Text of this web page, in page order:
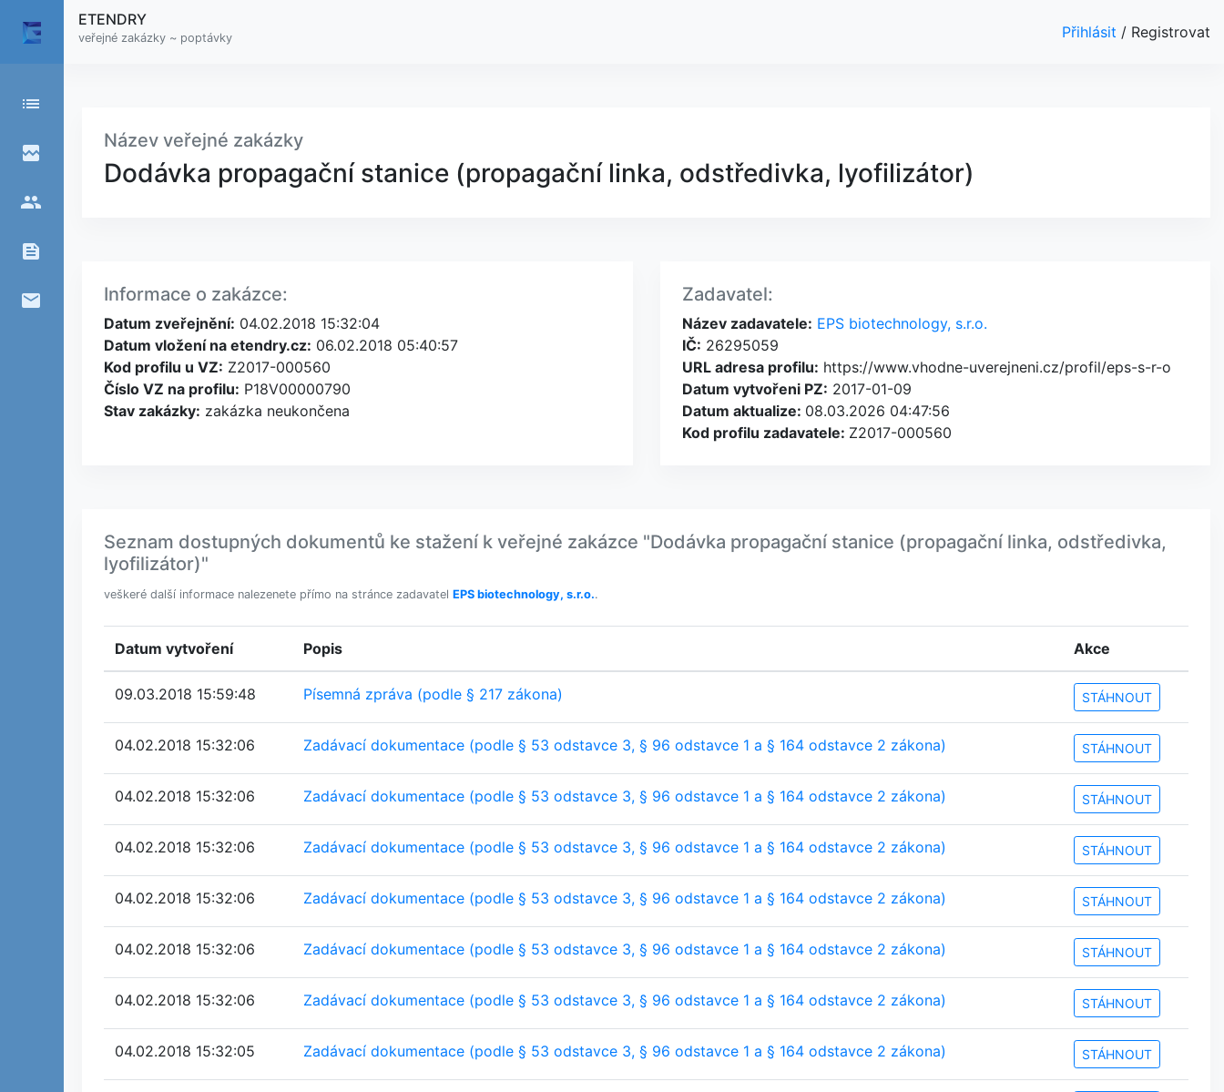
list
broken_image
people
feed
email
ETENDRY
veřejné zakázky ~ poptávky Přihlásit / Registrovat
Název veřejné zakázky
Dodávka propagační stanice (propagační linka, odstředivka, lyofilizátor)
Informace o zakázce:
Datum zveřejnění: 04.02.2018 15:32:04
Datum vložení na etendry.cz: 06.02.2018 05:40:57
Kod profilu u VZ: Z2017-000560
Číslo VZ na profilu: P18V00000790
Stav zakázky: zakázka neukončena
Zadavatel:
Název zadavatele: EPS biotechnology, s.r.o.
IČ: 26295059
URL adresa profilu: https://www.vhodne-uverejneni.cz/profil/eps-s-r-o
Datum vytvořeni PZ: 2017-01-09
Datum aktualize: 08.03.2026 04:47:56
Kod profilu zadavatele: Z2017-000560
Seznam dostupných dokumentů ke stažení k veřejné zakázce "Dodávka propagační stanice (propagační linka, odstředivka,
lyofilizátor)"
veškeré další informace nalezenete přímo na stránce zadavatel EPS biotechnology, s.r.o..
Datum vytvoření Popis Akce
09.03.2018 15:59:48 Písemná zpráva (podle § 217 zákona) STÁHNOUT
04.02.2018 15:32:06 Zadávací dokumentace (podle § 53 odstavce 3, § 96 odstavce 1 a § 164 odstavce 2 zákona) STÁHNOUT
04.02.2018 15:32:06 Zadávací dokumentace (podle § 53 odstavce 3, § 96 odstavce 1 a § 164 odstavce 2 zákona) STÁHNOUT
04.02.2018 15:32:06 Zadávací dokumentace (podle § 53 odstavce 3, § 96 odstavce 1 a § 164 odstavce 2 zákona) STÁHNOUT
04.02.2018 15:32:06 Zadávací dokumentace (podle § 53 odstavce 3, § 96 odstavce 1 a § 164 odstavce 2 zákona) STÁHNOUT
04.02.2018 15:32:06 Zadávací dokumentace (podle § 53 odstavce 3, § 96 odstavce 1 a § 164 odstavce 2 zákona) STÁHNOUT
04.02.2018 15:32:06 Zadávací dokumentace (podle § 53 odstavce 3, § 96 odstavce 1 a § 164 odstavce 2 zákona) STÁHNOUT
04.02.2018 15:32:05 Zadávací dokumentace (podle § 53 odstavce 3, § 96 odstavce 1 a § 164 odstavce 2 zákona) STÁHNOUT